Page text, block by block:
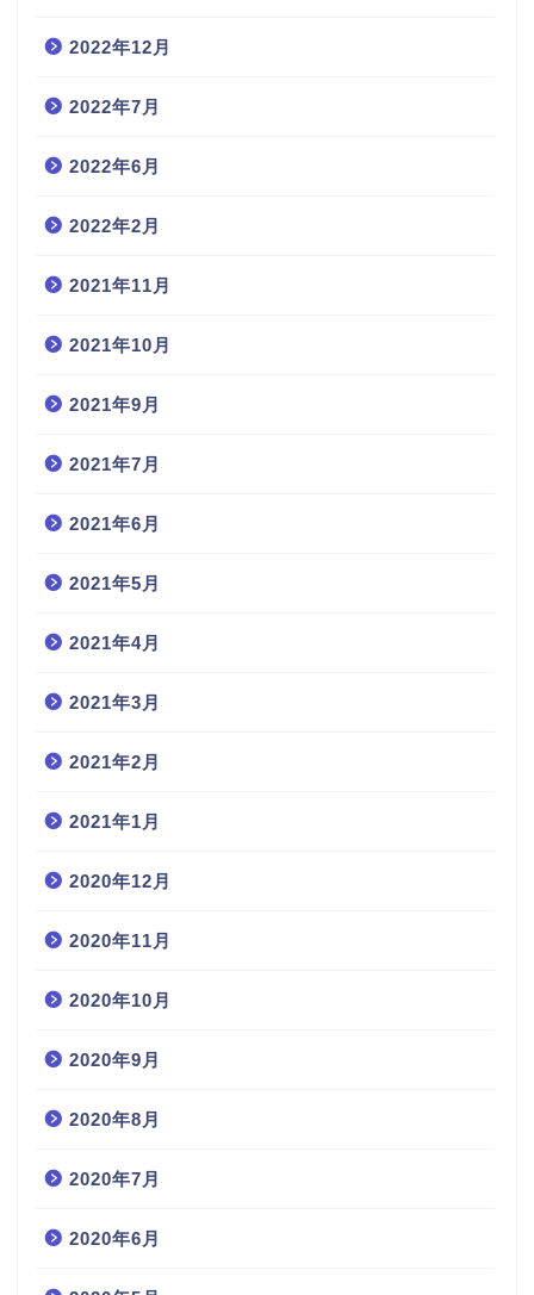
2022年12月
2022年7月
2022年6月
2022年2月
2021年11月
2021年10月
2021年9月
2021年7月
2021年6月
2021年5月
2021年4月
2021年3月
2021年2月
2021年1月
2020年12月
2020年11月
2020年10月
2020年9月
2020年8月
2020年7月
2020年6月